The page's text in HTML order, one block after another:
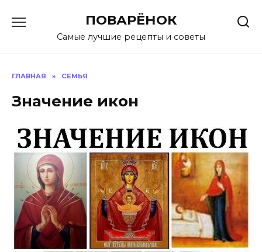
содержанию
ПОВАРЁНОК
Самые лучшие рецепты и советы
ГЛАВНАЯ » СЕМЬЯ
Знaчение икoн